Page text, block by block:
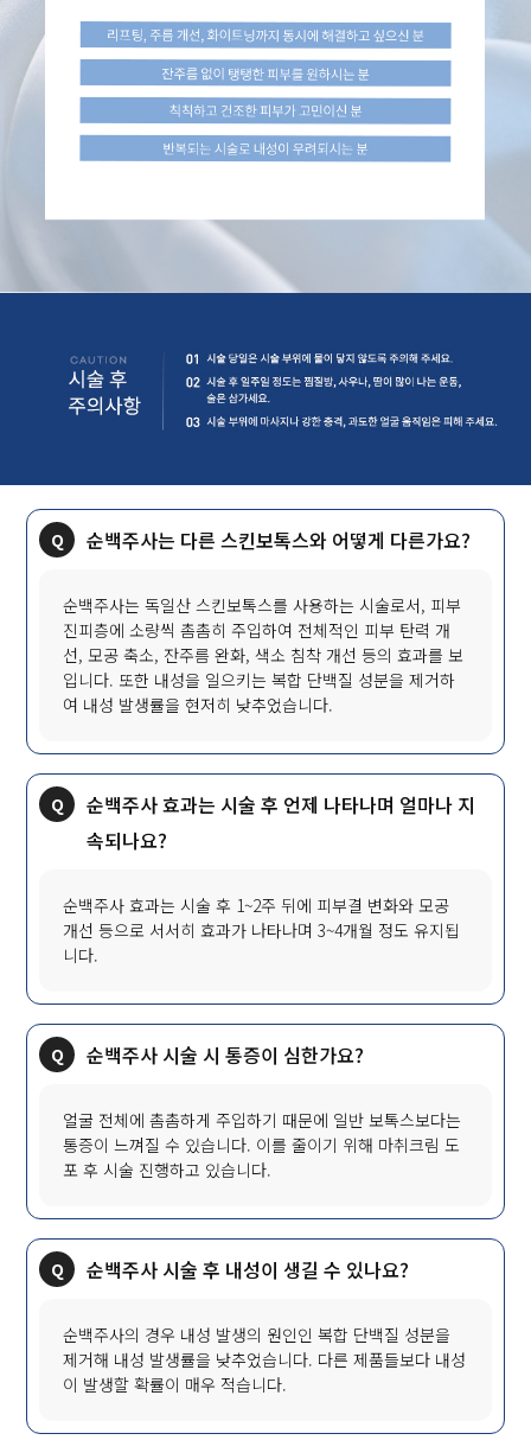
순백주사는 다른 스킨보톡스와 어떻게 다른가요?
순백주사는 독일산 스킨보톡스를 사용하는 시술로서, 피부
진피층에 소량씩 촘촘히 주입하여 전체적인 피부 탄력 개
선, 모공 축소, 잔주름 완화, 색소 침착 개선 등의 효과를 보
입니다. 또한 내성을 일으키는 복합 단백질 성분을 제거하
여 내성 발생률을 현저히 낮추었습니다.
순백주사 효과는 시술 후 언제 나타나며 얼마나 지
속되나요?
순백주사 효과는 시술 후 1~2주 뒤에 피부결 변화와 모공
개선 등으로 서서히 효과가 나타나며 3~4개월 정도 유지됩
니다.
순백주사 시술 시 통증이 심한가요?
얼굴 전체에 촘촘하게 주입하기 때문에 일반 보톡스보다는
통증이 느껴질 수 있습니다. 이를 줄이기 위해 마취크림 도
포 후 시술 진행하고 있습니다.
순백주사 시술 후 내성이 생길 수 있나요?
순백주사의 경우 내성 발생의 원인인 복합 단백질 성분을
제거해 내성 발생률을 낮추었습니다. 다른 제품들보다 내성
이 발생할 확률이 매우 적습니다.